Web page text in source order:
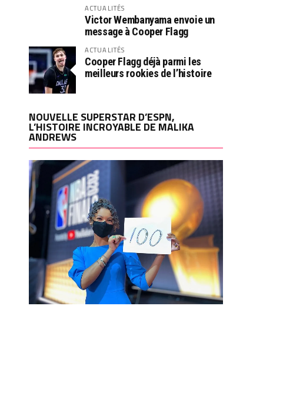
ACTUALITÉS
Victor Wembanyama envoie un
message à Cooper Flagg
ACTUALITÉS
Cooper Flagg déjà parmi les
meilleurs rookies de l’histoire
NOUVELLE SUPERSTAR D’ESPN,
L’HISTOIRE INCROYABLE DE MALIKA
ANDREWS